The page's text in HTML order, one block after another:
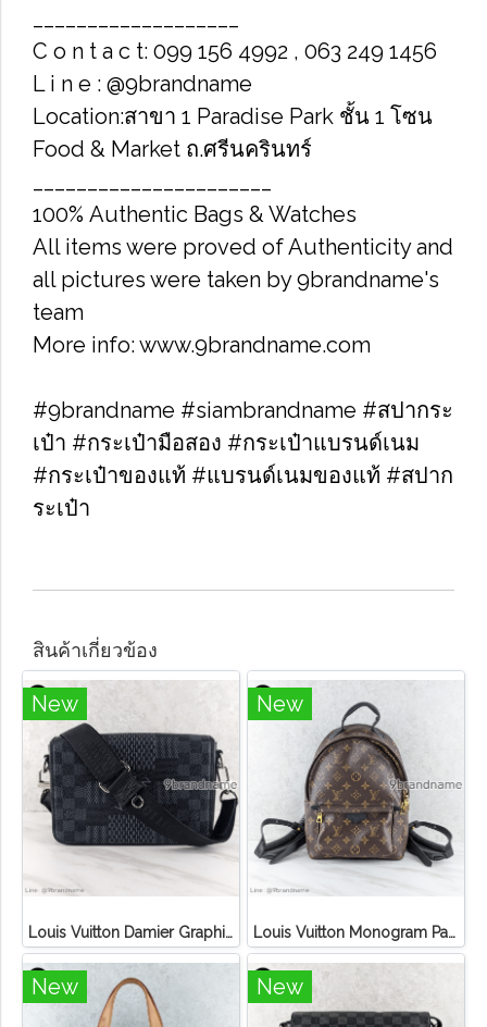
C o n t a c t: 099 156 4992 , 063 249 1456
L i n e : @9brandname
Location:สาขา 1 Paradise Park ชั้น 1 โซน
Food & Market ถ.ศรีนครินทร์
100% Authentic Bags & Watches
All items were proved of Authenticity and
all pictures were taken by 9brandname's
team
More info: www.9brandname.com
#9brandname #siambrandname #สปากระ
เป๋า #กระเป๋ามือสอง #กระเป๋าแบรนด์เนม
#กระเป๋าของแท้ #แบรนด์เนมของแท้ #สปาก
ระเป๋า
สินค้าเกี่ยวข้อง
New
Louis Vuitton Damier Graphite 3D Canvas Studio Messenger
New
Louis Vuitton Monogram Palm Springs PM Backpack
New New